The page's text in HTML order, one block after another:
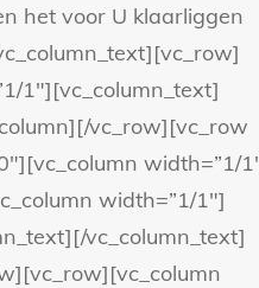
het voor U klaarliggen
1″][vc_column_text]
vc_row][vc_row
width=”1/
width=”1/1″]
vc_column_text]